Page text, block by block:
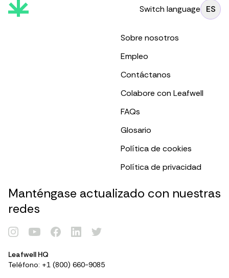
Identificarse
Switch language ES
Sobre nosotros
Empleo
Contáctanos
Colabore con Leafwell
FAQs
Glosario
Política de cookies
Política de privacidad
Manténgase actualizado con nuestras
redes
Leafwell HQ
Teléfono: +1 (800) 660-9085